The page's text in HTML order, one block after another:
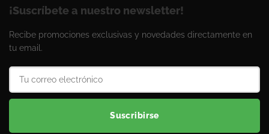
¡Suscríbete a nuestro newsletter!
Recibe promociones exclusivas y novedades directamente en
tu email.
Suscribirse